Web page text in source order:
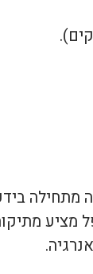
מתחילה
מציע